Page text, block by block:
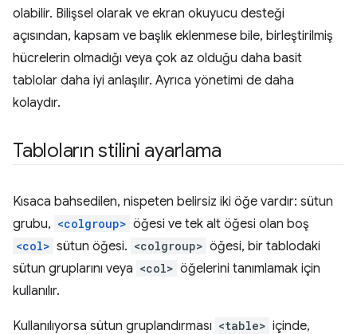
olabilir. Bilişsel olarak ve ekran okuyucu desteği
açısından, kapsam ve başlık eklenmese bile, birleştirilmiş
hücrelerin olmadığı veya çok az olduğu daha basit
tablolar daha iyi anlaşılır. Ayrıca yönetimi de daha
kolaydır.
Tabloların stilini ayarlama
Kısaca bahsedilen, nispeten belirsiz iki öğe vardır: sütun
grubu, <colgroup> öğesi ve tek alt öğesi olan boş
<col> sütun öğesi. <colgroup> öğesi, bir tablodaki
sütun gruplarını veya <col> öğelerini tanımlamak için
kullanılır.
Kullanılıyorsa sütun gruplandırması <table> içinde,